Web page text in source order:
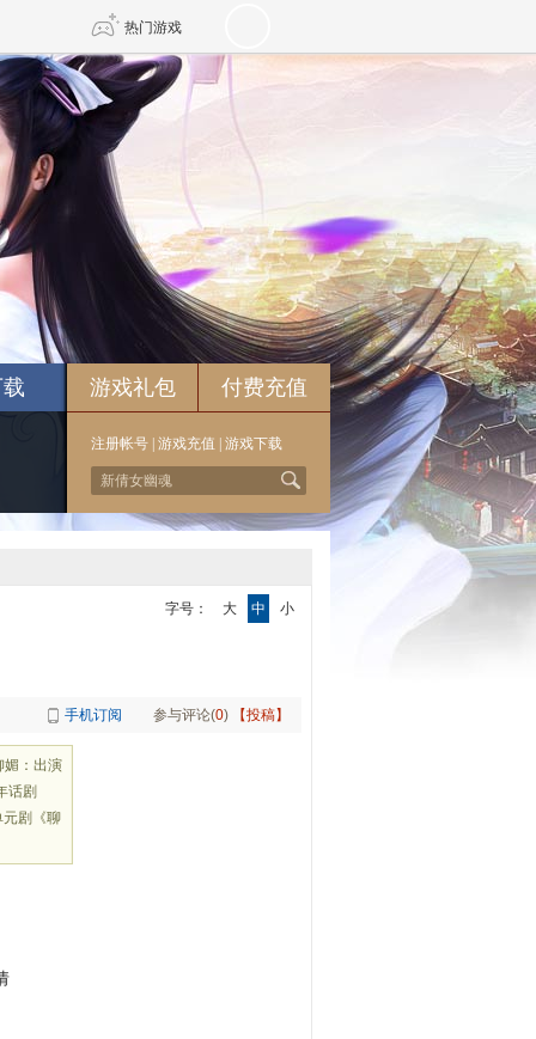
热门游戏
DNF
剑网3旗舰版 新天龙八部
诛仙世界 新仙侠5
游戏礼包 付费充值
注册帐号 游戏充值 游戏下载
字号： 大 中 小
手机订阅 参与评论(0) 【投稿】
媚：出演
话剧
剧《聊